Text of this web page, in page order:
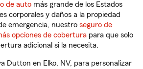
de auto más grande de los Estados
corporales y daños a la propiedad
emergencia, nuestro seguro de
opciones de cobertura para que solo
adicional si la necesita.
Dutton en Elko, NV, para personalizar